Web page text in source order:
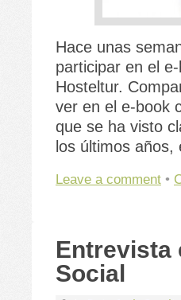
Hace unas
participar en el
Hosteltur.
ver en el e-book
que se ha visto
los últimos
Leave a comment •
Entrevista
Social